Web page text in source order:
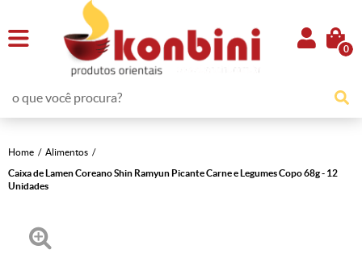
0
Home
Alimentos
Caixa de Lamen Coreano Shin Ramyun Picante Carne e Legumes Copo 68g - 12
Unidades